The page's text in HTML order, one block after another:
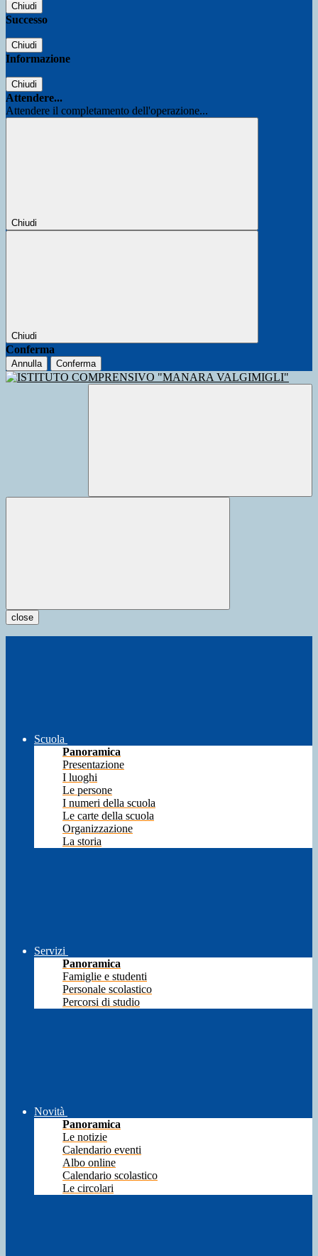
Chiudi
Successo
Chiudi
Informazione
Chiudi
Attendere...
Attendere il completamento dell'operazione...
Chiudi
Chiudi
Conferma
Annulla Conferma
close
Scuola
Panoramica
Presentazione
I luoghi
Le persone
I numeri della scuola
Le carte della scuola
Organizzazione
La storia
Servizi
Panoramica
Famiglie e studenti
Personale scolastico
Percorsi di studio
Novità
Panoramica
Le notizie
Calendario eventi
Albo online
Calendario scolastico
Le circolari